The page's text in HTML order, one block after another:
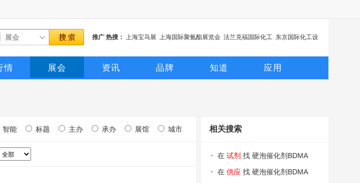
推广 热搜： 上海宝马展 上海国际聚氨酯展览会 法兰克福国际化工 东京国际化工设
情 展会 资讯 品牌 知道 应用
智能 标题 主办 承办 展馆 城市 相关搜索
在 试剂 找 硬泡催化剂BDMA
在 供应 找 硬泡催化剂BDMA